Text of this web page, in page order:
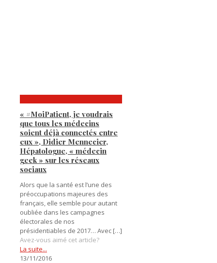
« #MoiPatient, je voudrais
que tous les médecins
soient déjà connectés entre
eux », Didier Mennecier,
Hépatologue, « médecin
geek » sur les réseaux
sociaux
Alors que la santé est l’une des
préoccupations majeures des
français, elle semble pour autant
oubliée dans les campagnes
électorales de nos
présidentiables de 2017… Avec […]
Avez-vous aimé cet article?
La suite...
13/11/2016